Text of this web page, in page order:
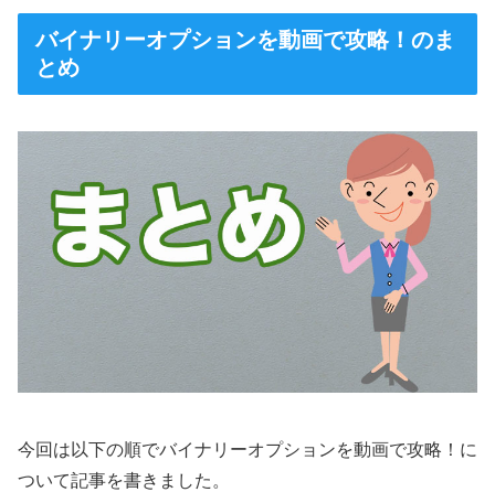
バイナリーオプションを動画で攻略！のま
とめ
今回は以下の順でバイナリーオプションを動画で攻略！に
ついて記事を書きました。